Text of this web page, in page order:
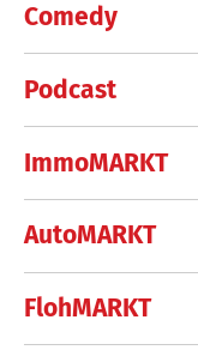
Comedy
Podcast
ImmoMARKT
AutoMARKT
FlohMARKT